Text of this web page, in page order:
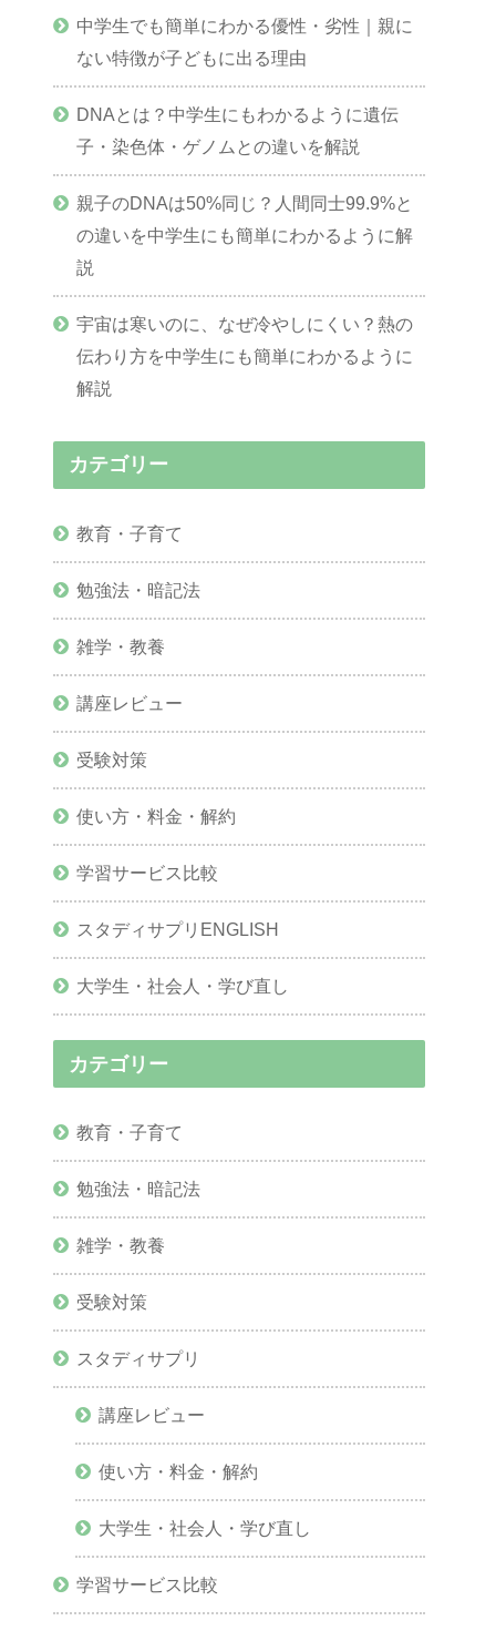
中学生でも簡単にわかる優性・劣性｜親に
ない特徴が子どもに出る理由
DNAとは？中学生にもわかるように遺伝
子・染色体・ゲノムとの違いを解説
親子のDNAは50%同じ？人間同士99.9%と
の違いを中学生にも簡単にわかるように解
説
宇宙は寒いのに、なぜ冷やしにくい？熱の
伝わり方を中学生にも簡単にわかるように
解説
カテゴリー
教育・子育て
勉強法・暗記法
雑学・教養
講座レビュー
受験対策
使い方・料金・解約
学習サービス比較
スタディサプリENGLISH
大学生・社会人・学び直し
カテゴリー
教育・子育て
勉強法・暗記法
雑学・教養
受験対策
スタディサプリ
講座レビュー
使い方・料金・解約
大学生・社会人・学び直し
学習サービス比較